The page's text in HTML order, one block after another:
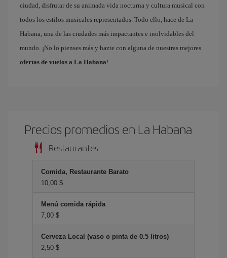
ciudad, disfrutar de su animada vida nocturna y cultura musical con
todos los estilos musicales representados. Todo ello, hace de La
Habana, una de las ciudades más impactantes e inolvidables del
mundo. ¡No lo pienses más y hazte con alguna de nuestras mejores
ofertas de vuelos a La Habana!
Precios promedios en La Habana
Restaurantes
Comida, Restaurante Barato
10,00 $
Menú comida rápida
7,00 $
Cerveza Local (vaso o pinta de 0.5 litros)
2,50 $